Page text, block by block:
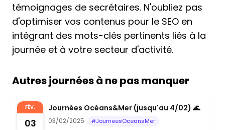
témoignages de secrétaires. N'oubliez pas
d'optimiser vos contenus pour le SEO en
intégrant des mots-clés pertinents liés à la
journée et à votre secteur d'activité.
Autres journées à ne pas manquer
FÉV.
03
Journées Océans&Mer (jusqu'au 4/02) 🌊
03/02/2025 #JourneesOceansMer